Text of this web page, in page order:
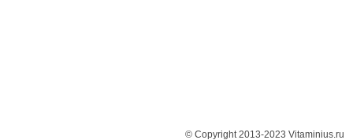
© Copyright 2013-2023 Vitaminius.ru